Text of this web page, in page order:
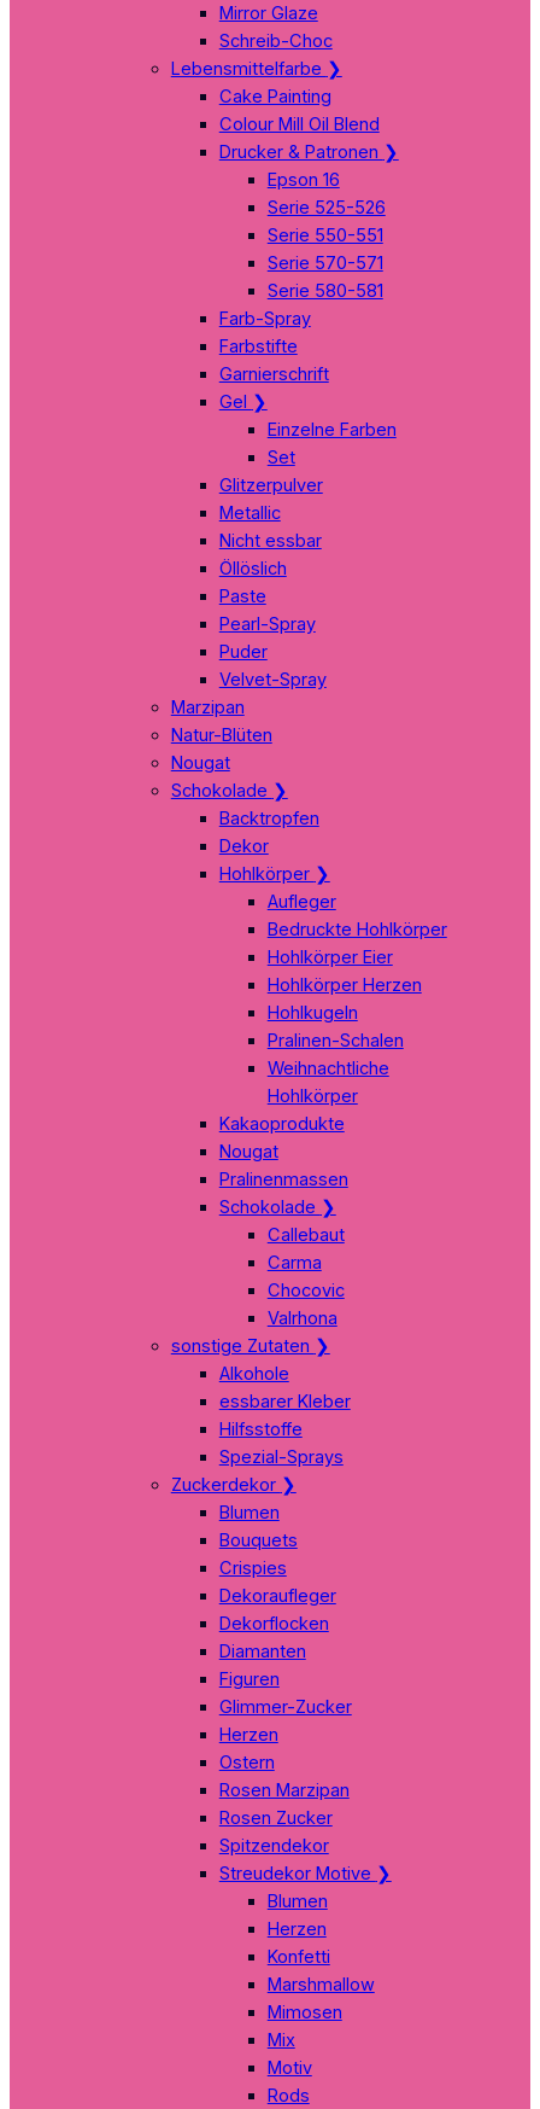
Mirror Glaze
Schreib-Choc
Lebensmittelfarbe ❯
Cake Painting
Colour Mill Oil Blend
Drucker & Patronen ❯
Epson 16
Serie 525-526
Serie 550-551
Serie 570-571
Serie 580-581
Farb-Spray
Farbstifte
Garnierschrift
Gel ❯
Einzelne Farben
Set
Glitzerpulver
Metallic
Nicht essbar
Öllöslich
Paste
Pearl-Spray
Puder
Velvet-Spray
Marzipan
Natur-Blüten
Nougat
Schokolade ❯
Backtropfen
Dekor
Hohlkörper ❯
Aufleger
Bedruckte Hohlkörper
Hohlkörper Eier
Hohlkörper Herzen
Hohlkugeln
Pralinen-Schalen
Weihnachtliche
Hohlkörper
Kakaoprodukte
Nougat
Pralinenmassen
Schokolade ❯
Callebaut
Carma
Chocovic
Valrhona
sonstige Zutaten ❯
Alkohole
essbarer Kleber
Hilfsstoffe
Spezial-Sprays
Zuckerdekor ❯
Blumen
Bouquets
Crispies
Dekoraufleger
Dekorflocken
Diamanten
Figuren
Glimmer-Zucker
Herzen
Ostern
Rosen Marzipan
Rosen Zucker
Spitzendekor
Streudekor Motive ❯
Blumen
Herzen
Konfetti
Marshmallow
Mimosen
Mix
Motiv
Rods